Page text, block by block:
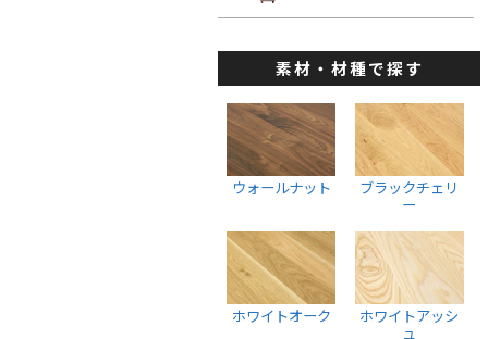
ホワイトアッシュ
スツール
■幅220cm
幅220cm－奥行き46cm
幅220cmー奥行き60cm
■幅240cm
幅240cm－奥行き46cm
幅240cmー奥行き60cm
ホワイトオーク
ホワイトアッシュ
幅100cm未満
幅100cm～150cm未満
幅150cm～200cm未満
幅200cm以上
ウォールナット
ブラックチェリー
棚・ラック・シェルフ
ウォールナット
ブラックチェリー
ホワイトオーク
収納ボックス
レンジボード
カウチソファ
1人掛けソファ
2人掛けソファ
3人掛けソファ
ブラックチェリー
ホワイトオーク
素材・材種で探す
ウォールナット
ブラックチェリ
ー
ホワイトオーク
ホワイトアッシ
ュ